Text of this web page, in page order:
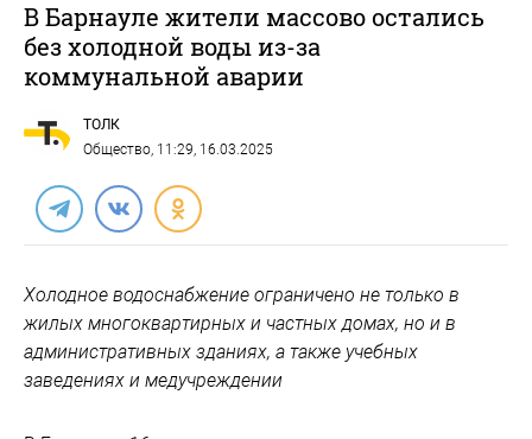
В Барнауле жители массово остались
без холодной воды из-за
коммунальной аварии
ТОЛК
Общество, 11:29, 16.03.2025
Холодное водоснабжение ограничено не только в
жилых многоквартирных и частных домах, но и в
административных зданиях, а также учебных
заведениях и медучреждении